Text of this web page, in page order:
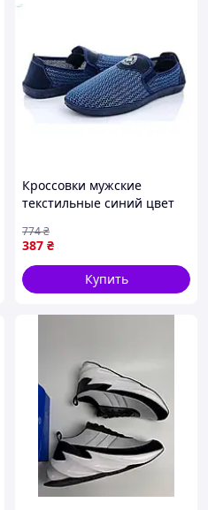
Кроссовки мужские
текстильные синий цвет
подошвой 41 размер ТМ
PAOLLA
387 ₴
774₴
Купить